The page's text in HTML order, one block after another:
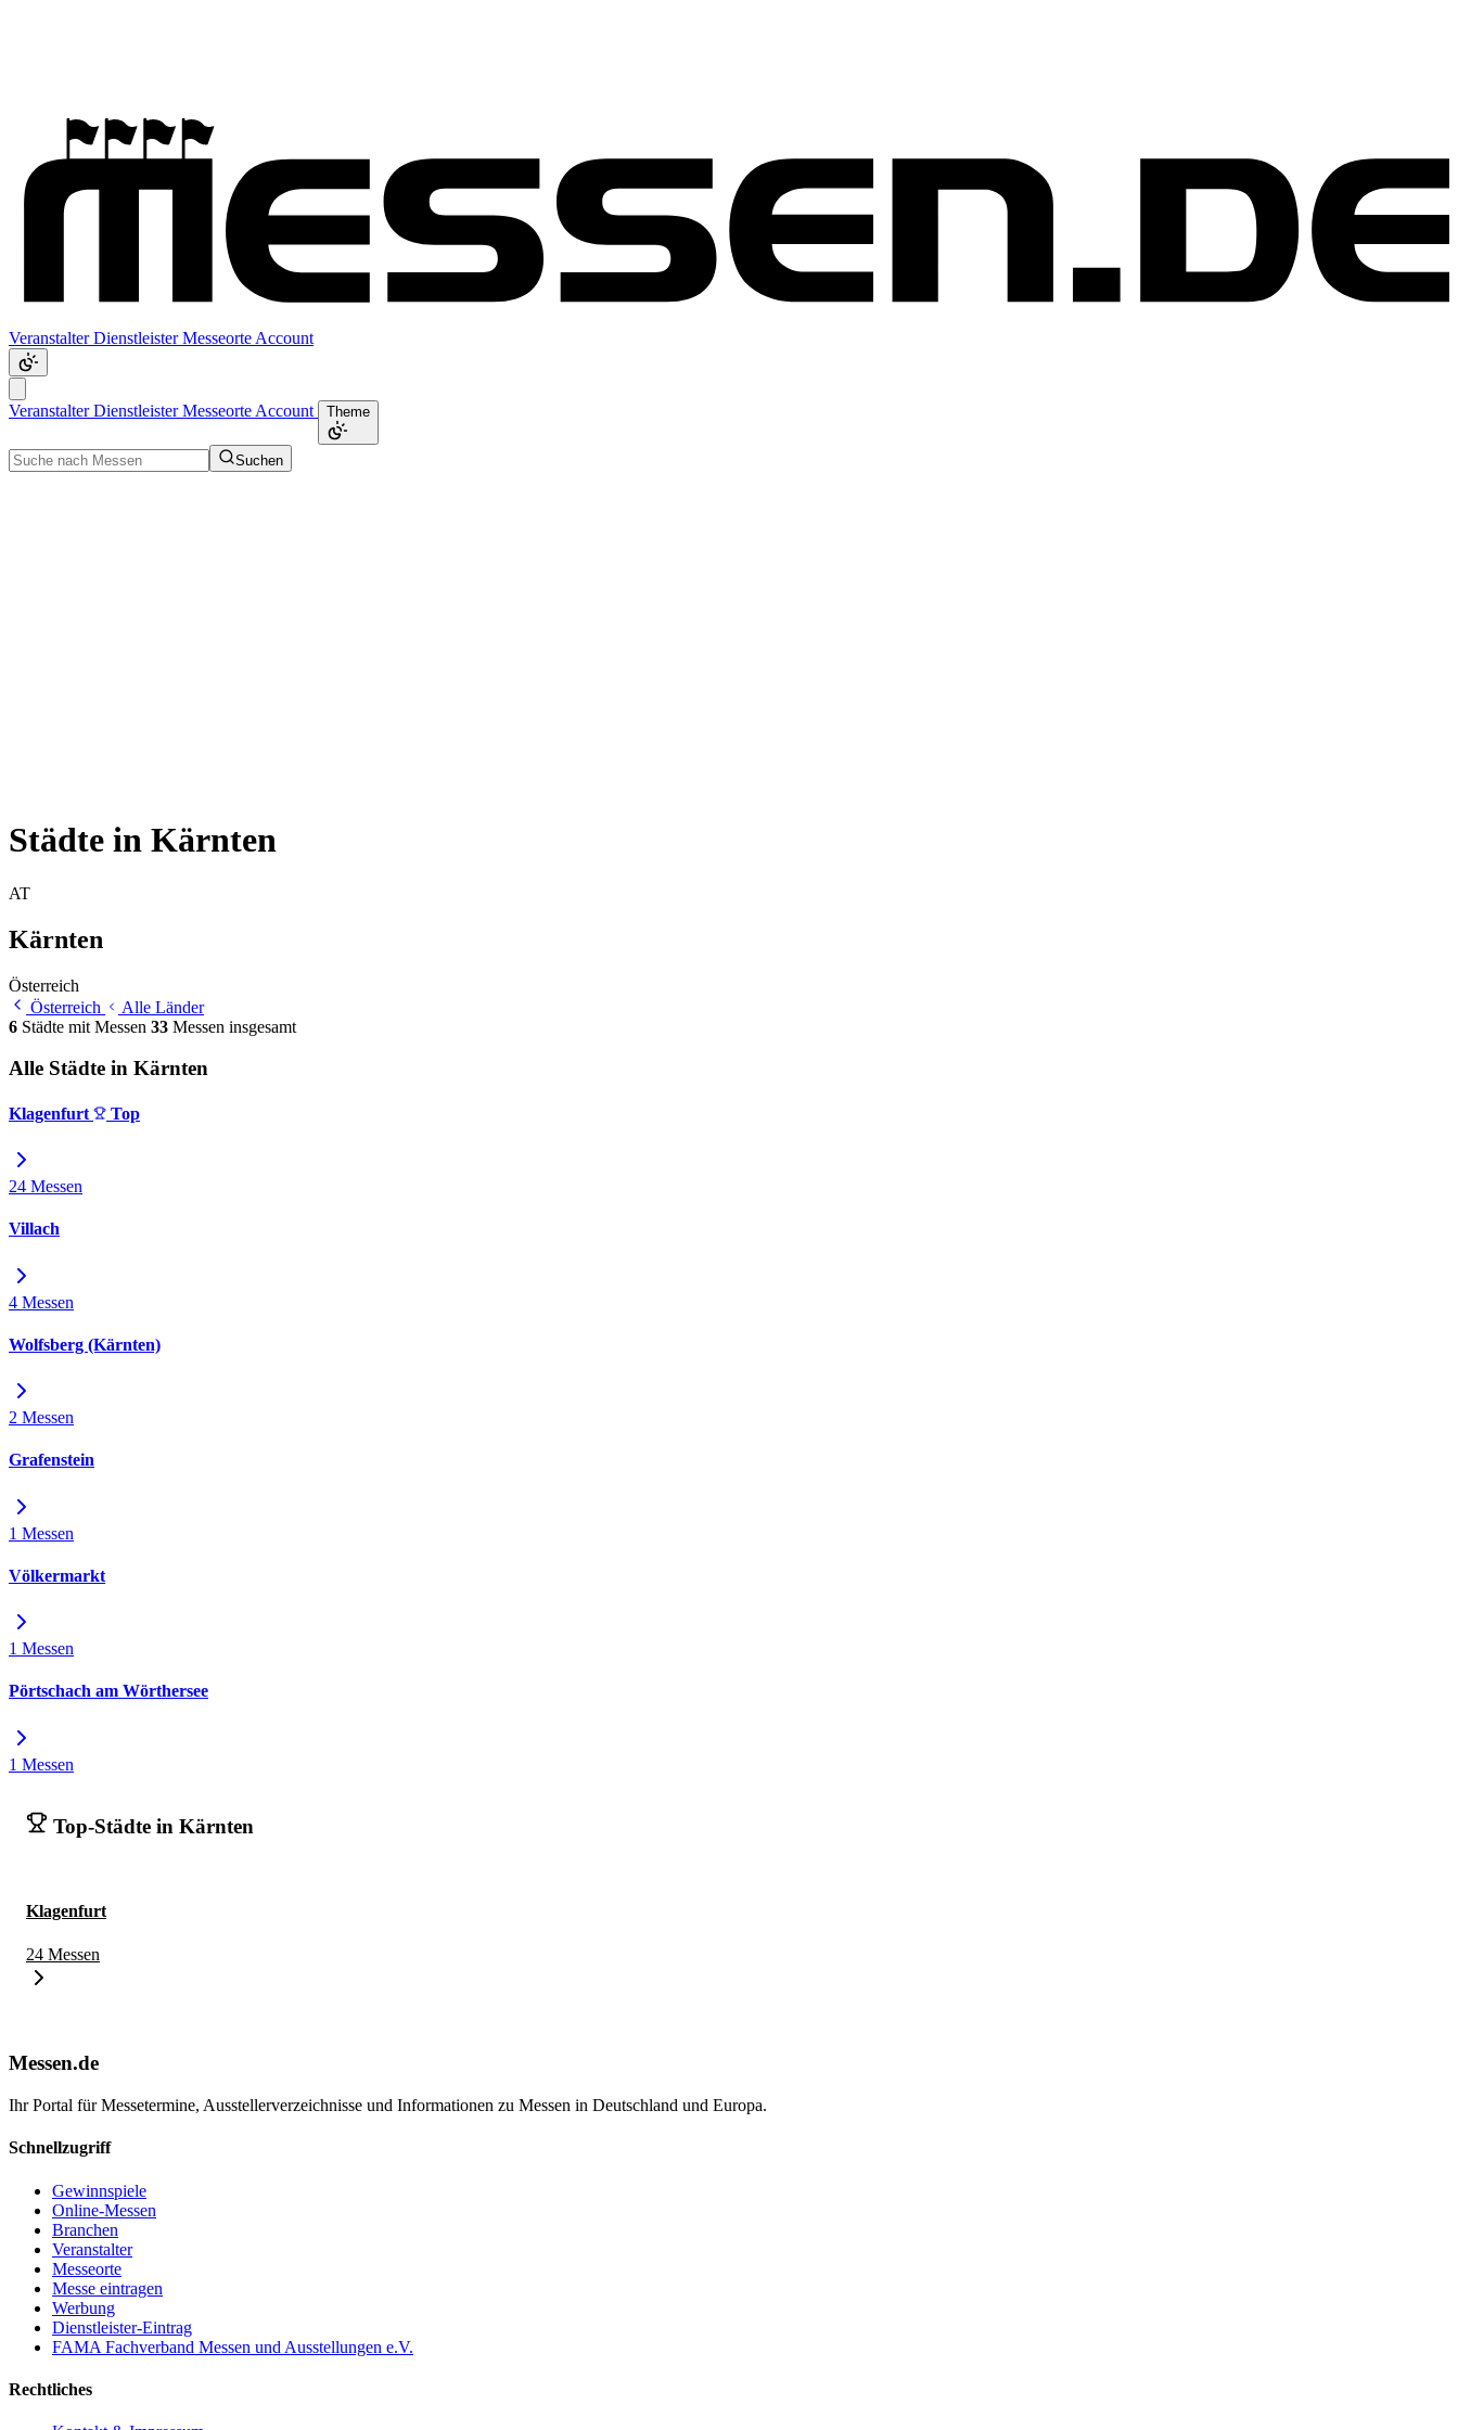
VeranstalterDienstleisterMesseorte Account
VeranstalterDienstleisterMesseorte Account Theme
Suchen
Städte in Kärnten
AT
Kärnten
Österreich
Österreich
Alle Länder
6 Städte mit Messen 33 Messen insgesamt
Alle Städte in Kärnten
Klagenfurt Top
24 Messen
Villach
4 Messen
Wolfsberg (Kärnten)
2 Messen
Grafenstein
1 Messen
Völkermarkt
1 Messen
Pörtschach am Wörthersee
1 Messen
Top-Städte in Kärnten
Klagenfurt
24 Messen
Messen.de
Ihr Portal für Messetermine, Ausstellerverzeichnisse und Informationen zu Messen in Deutschland und Europa.
Schnellzugriff
Gewinnspiele
Online-Messen
Branchen
Veranstalter
Messeorte
Messe eintragen
Werbung
Dienstleister-Eintrag
FAMA Fachverband Messen und Ausstellungen e.V.
Rechtliches